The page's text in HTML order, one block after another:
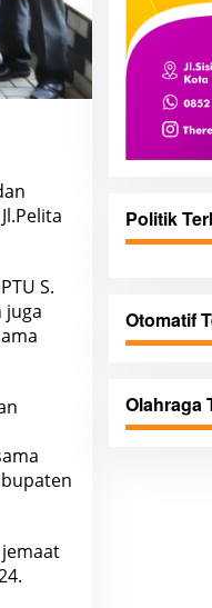
S.
juga
Politik
Otomatif
Olahraga